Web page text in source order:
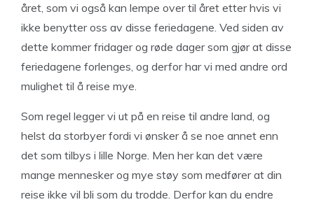
året, som vi også kan lempe over til året etter hvis vi
ikke benytter oss av disse feriedagene. Ved siden av
dette kommer fridager og røde dager som gjør at disse
feriedagene forlenges, og derfor har vi med andre ord
mulighet til å reise mye.
Som regel legger vi ut på en reise til andre land, og
helst da storbyer fordi vi ønsker å se noe annet enn
det som tilbys i lille Norge. Men her kan det være
mange mennesker og mye støy som medfører at din
reise ikke vil bli som du trodde. Derfor kan du endre